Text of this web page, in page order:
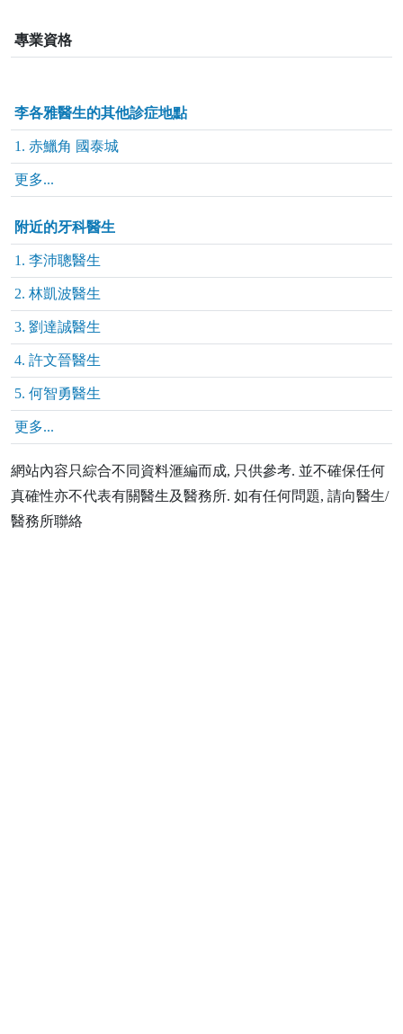
專業資格
李各雅醫生的其他診症地點
1. 赤鱲角 國泰城
更多...
附近的牙科醫生
1. 李沛聰醫生
2. 林凱波醫生
3. 劉達誠醫生
4. 許文晉醫生
5. 何智勇醫生
更多...
網站內容只綜合不同資料滙編而成, 只供參考. 並不確保任何
真確性亦不代表有關醫生及醫務所. 如有任何問題, 請向醫生/
醫務所聯絡